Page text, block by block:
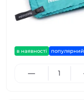
в наявності популярний